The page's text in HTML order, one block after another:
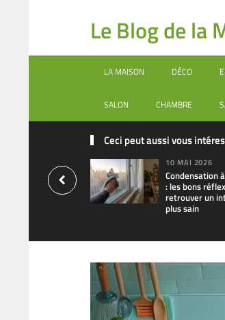
Le Blog de la
LA MAISON DÉCO
SALON CHAMBRE
Ceci peut aussi vous
10 MAI 2026
Condensation
: les bons
retrouver un
plus sain